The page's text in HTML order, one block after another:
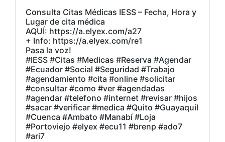
Consulta Citas Médicas IESS – Fecha, Hora y
Lugar de cita médica
AQUÍ: https://a.elyex.com/a27
+ Info: https://a.elyex.com/re1
Pasa la voz!
#IESS #Citas #Medicas #Reserva #Agendar
#Ecuador #Social #Seguridad #Trabajo
#agendamiento #cita #online #solicitar
#consultar #como #ver #agendadas
#agendar #telefono #internet #revisar #hijos
#sacar #verificar #medica #Quito #Guayaquil
#Cuenca #Ambato #Manabí #Loja
#Portoviejo #elyex #ecu11 #brenp #ado7
#ari7